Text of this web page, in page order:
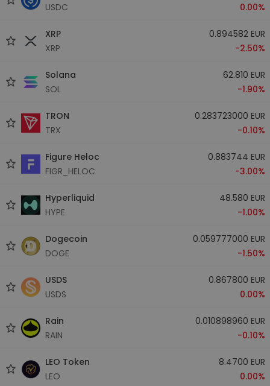
USDC
0.00%
XRP
XRP
0.894582 EUR
-2.50%
Solana
SOL
62.810 EUR
-1.90%
TRON
TRX
0.283723000 EUR
-0.10%
Figure Heloc
FIGR_HELOC
0.883744 EUR
-3.00%
Hyperliquid
HYPE
48.580 EUR
-1.00%
Dogecoin
DOGE
0.059777000 EUR
-1.50%
USDS
USDS
0.867800 EUR
0.00%
Rain
RAIN
0.010898960 EUR
-0.10%
LEO Token
LEO
8.4700 EUR
0.00%